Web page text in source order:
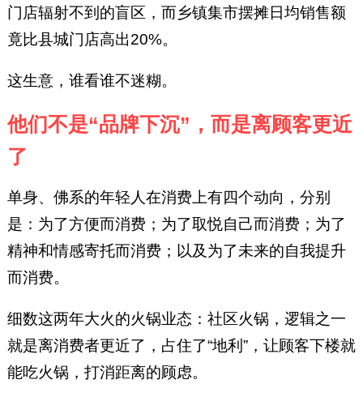
门店辐射不到的盲区，而乡镇集市摆摊日均销售额
竟比县城门店高出20%。
这生意，谁看谁不迷糊。
他们不是“品牌下沉”，而是离顾客更近
了
单身、佛系的年轻人在消费上有四个动向，分别
是：为了方便而消费；为了取悦自己而消费；为了
精神和情感寄托而消费；以及为了未来的自我提升
而消费。
细数这两年大火的火锅业态：社区火锅，逻辑之一
就是离消费者更近了，占住了“地利”，让顾客下楼就
能吃火锅，打消距离的顾虑。